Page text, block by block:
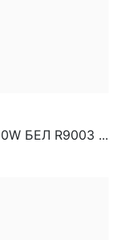
БЕЛ R9003 ...